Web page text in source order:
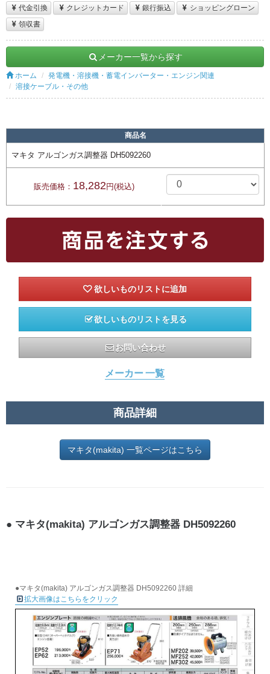
代金引換 クレジットカード 銀行振込
ショッピングローン
領収書
メーカー一覧から探す
ホーム
発電機・溶接機・蓄電インバーター・エンジン関連
溶接ケーブル・その他
商品名
マキタ アルゴンガス調整器 DH5092260
販売価格： 18,282 円(税込)
欲しいものリストを見る
お問い合わせ
メーカー 一覧
商品詳細
マキタ(makita) 一覧ページはこちら
マキタ(makita) アルゴンガス調整器 DH5092260
●マキタ(makita) アルゴンガス調整器 DH5092260 詳細
拡大画像はこちらをクリック